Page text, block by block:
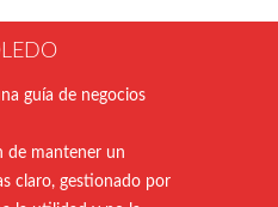
guía de negocios
de mantener un
claro, gestionado por